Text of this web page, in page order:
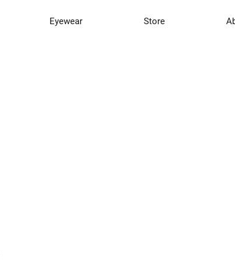
Eyewear Store